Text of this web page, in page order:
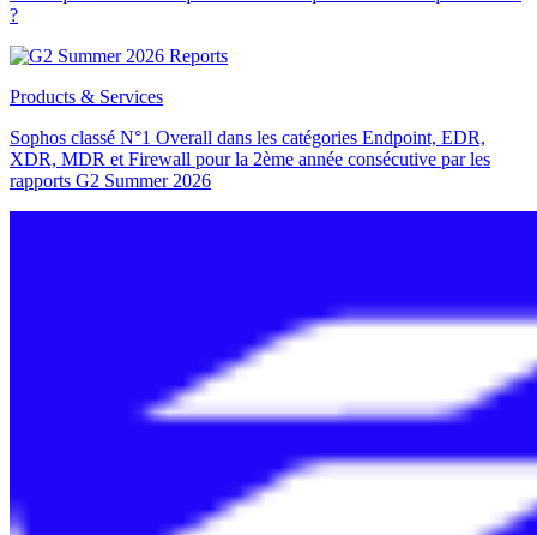
?
Products & Services
Sophos classé N°1 Overall dans les catégories Endpoint, EDR,
XDR, MDR et Firewall pour la 2ème année consécutive par les
rapports G2 Summer 2026